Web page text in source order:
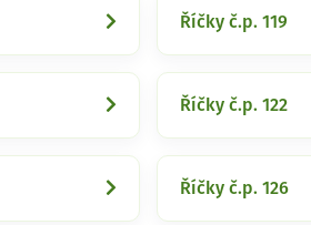
Říčky č.p. 119
Říčky č.p. 122
Říčky č.p. 126